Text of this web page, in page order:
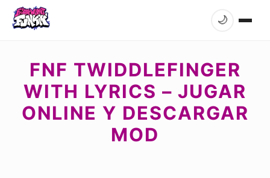
🌙
FNF TWIDDLEFINGER
WITH LYRICS – JUGAR
ONLINE Y DESCARGAR
MOD